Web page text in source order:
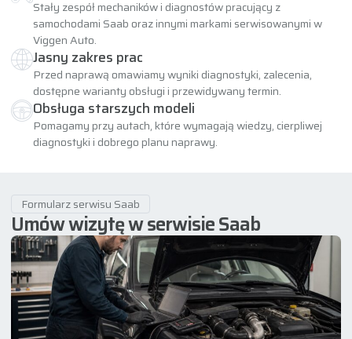
Stały zespół mechaników i diagnostów pracujący z
samochodami Saab oraz innymi markami serwisowanymi w
Viggen Auto.
Jasny zakres prac
Przed naprawą omawiamy wyniki diagnostyki, zalecenia,
dostępne warianty obsługi i przewidywany termin.
Obsługa starszych modeli
Pomagamy przy autach, które wymagają wiedzy, cierpliwej
diagnostyki i dobrego planu naprawy.
Formularz serwisu Saab
Umów wizytę w serwisie Saab